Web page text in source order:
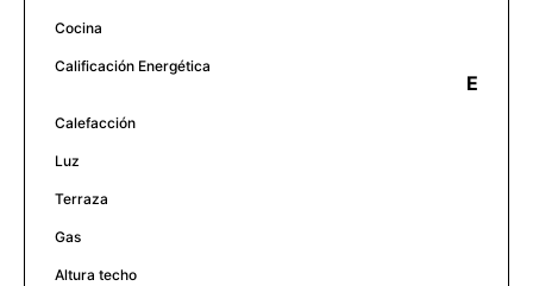
Cocina
Calificación Energética
E
Calefacción
Luz
Terraza
Gas
Altura techo